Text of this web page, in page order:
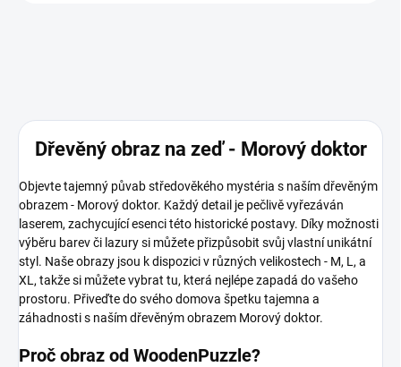
Dřevěný obraz na zeď - Morový doktor
Objevte tajemný půvab středověkého mystéria s naším dřevěným
obrazem - Morový doktor. Každý detail je pečlivě vyřezáván
laserem, zachycující esenci této historické postavy. Díky možnosti
výběru barev či lazury si můžete přizpůsobit svůj vlastní unikátní
styl. Naše obrazy jsou k dispozici v různých velikostech - M, L, a
XL, takže si můžete vybrat tu, která nejlépe zapadá do vašeho
prostoru. Přiveďte do svého domova špetku tajemna a
záhadnosti s naším dřevěným obrazem Morový doktor.
Proč obraz od WoodenPuzzle?